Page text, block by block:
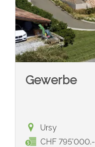
Gewerbe
Ursy
CHF 795'000.-